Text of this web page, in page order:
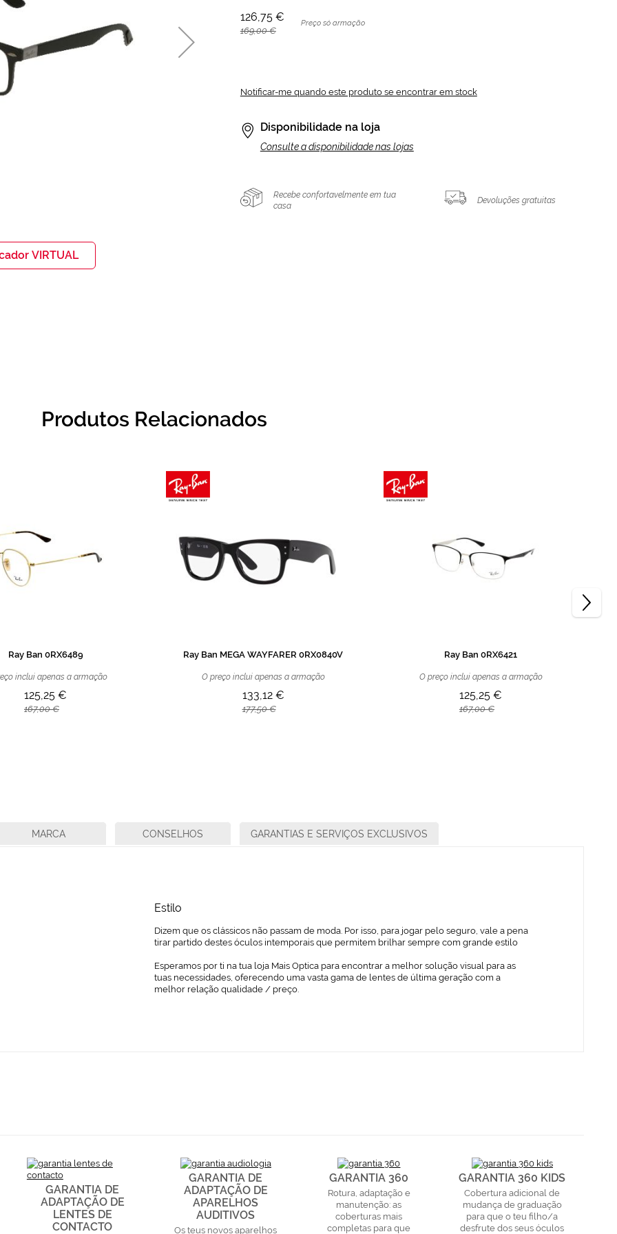
VIRTUAL
126,75 €
169,00 €
Preço só armação
Notificar-me quando este produto se encontrar em stock
Disponibilidade na loja
Consulte a disponibilidade nas lojas
Recebe confortavelmente em tua
casa
Devoluções gratuitas
Produtos Relacionados
Ray Ban 0RX6489
inclui apenas a armação
125,25 €
167,00 €
Ray Ban MEGA WAYFARER 0RX0840V
O preço inclui apenas a armação
133,12 €
177,50 €
Ray Ban 0RX6421
O preço inclui apenas a armação
125,25 €
167,00 €
Estilo
Dizem que os clássicos não passam de moda. Por isso, para jogar pelo seguro, vale a pena
tirar partido destes óculos intemporais que permitem brilhar sempre com grande estilo
Esperamos por ti na tua loja Mais Optica para encontrar a melhor solução visual para as
tuas necessidades, oferecendo uma vasta gama de lentes de última geração com a
melhor relação qualidade / preço.
MARCA CONSELHOS GARANTIAS E SERVIÇOS EXCLUSIVOS
GARANTIA DE
ADAPTAÇÃO DE
LENTES DE
CONTACTO
GARANTIA DE
ADAPTAÇÃO DE
APARELHOS
AUDITIVOS
Os teus novos aparelhos
GARANTIA 360
Rotura, adaptação e
manutenção: as
coberturas mais
completas para que
GARANTIA 360 KIDS
Cobertura adicional de
mudança de graduação
para que o teu filho/a
desfrute dos seus óculos